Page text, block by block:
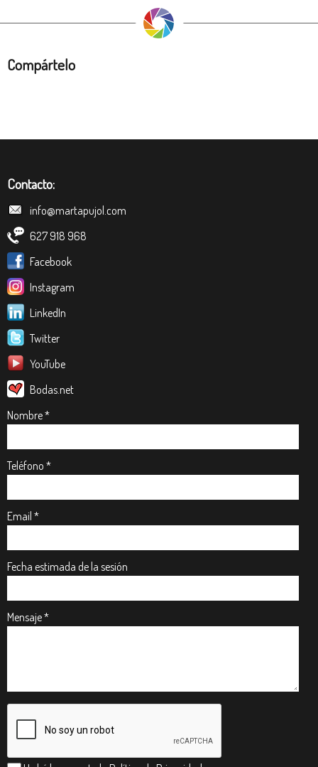
Compártelo
Contacto:
info@martapujol.com
627 918 968
Facebook
Instagram
LinkedIn
Twitter
YouTube
Bodas.net
Nombre *
Teléfono *
Email *
Fecha estimada de la sesión
Mensaje *